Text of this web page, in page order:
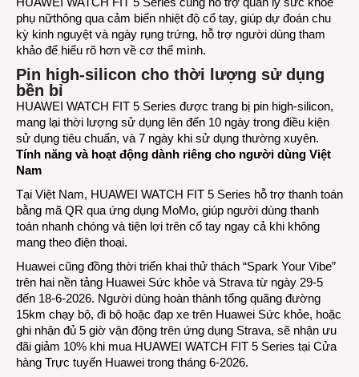
phụ nữthông qua cảm biến nhiệt độ cổ tay, giúp dự đoán chu
kỳ kinh nguyệt và ngày rụng trứng, hỗ trợ người dùng tham
khảo để hiểu rõ hơn về cơ thể mình.
Pin high-silicon cho thời lượng sử dụng
bền bỉ
HUAWEI WATCH FIT 5 Series được trang bị pin high-silicon,
mang lại thời lượng sử dụng lên đến 10 ngày trong điều kiện
sử dụng tiêu chuẩn, và 7 ngày khi sử dụng thường xuyên.
Tính năng và hoạt động dành riêng cho người dùng Việt
Nam
Tại Việt Nam, HUAWEI WATCH FIT 5 Series hỗ trợ thanh toán
bằng mã QR qua ứng dụng MoMo, giúp người dùng thanh
toán nhanh chóng và tiện lợi trên cổ tay ngay cả khi không
mang theo điện thoại.
Huawei cũng đồng thời triển khai thử thách “Spark Your Vibe”
trên hai nền tảng Huawei Sức khỏe và Strava từ ngày 29-5
đến 18-6-2026. Người dùng hoàn thành tổng quãng đường
15km chạy bộ, đi bộ hoặc đạp xe trên Huawei Sức khỏe, hoặc
ghi nhận đủ 5 giờ vận động trên ứng dụng Strava, sẽ nhận ưu
đãi giảm 10% khi mua HUAWEI WATCH FIT 5 Series tại Cửa
hàng Trực tuyến Huawei trong tháng 6-2026.